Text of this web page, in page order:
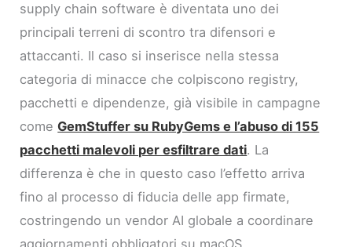
supply chain software è diventata uno dei
principali terreni di scontro tra difensori e
attaccanti. Il caso si inserisce nella stessa
categoria di minacce che colpiscono registry,
pacchetti e dipendenze, già visibile in campagne
comeGemStuffer su RubyGems e l’abuso di 155
pacchetti malevoli per esfiltrare dati. La
differenza è che in questo caso l’effetto arriva
fino al processo di fiducia delle app firmate,
costringendo un vendor AI globale a coordinare